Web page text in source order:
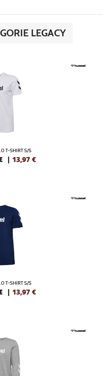
LEGACY
T-SHIRT S/S
| 13,97 €
T-SHIRT S/S
| 13,97 €